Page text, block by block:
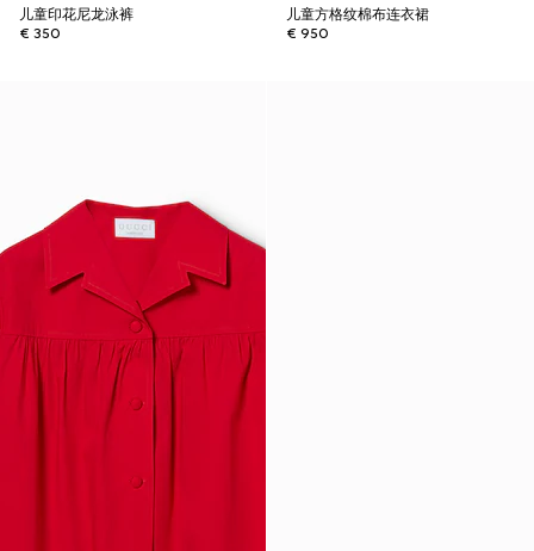
儿童印花尼龙泳裤
€ 350
儿童方格纹棉布连衣裙
€ 950